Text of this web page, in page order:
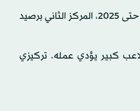
ويحتل النصر، الذي ضم رونالدو البالغ عمره 38 عاما في يناير (كانون الثاني) في صفقة ضخمة حتى 2025، المركز الثاني برصيد
كبير يؤدي عمله. تركيزي